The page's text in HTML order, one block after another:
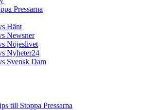
Pressarna
Hänt
Newsner
Nöjeslivet
Nyheter24
Svensk Dam
till Stoppa Pressarna